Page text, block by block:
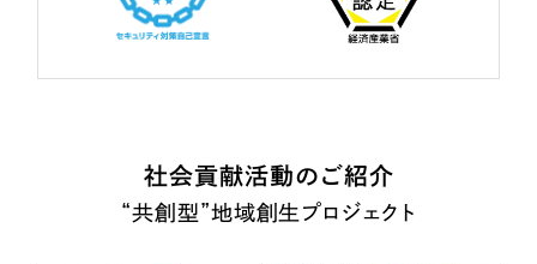
社会貢献活動のご紹介
“共創型”地域創生プロジェクト